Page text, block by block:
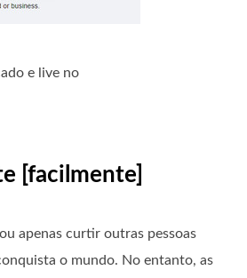
e live no
[facilmente]
apenas curtir outras pessoas
o mundo. No entanto, as